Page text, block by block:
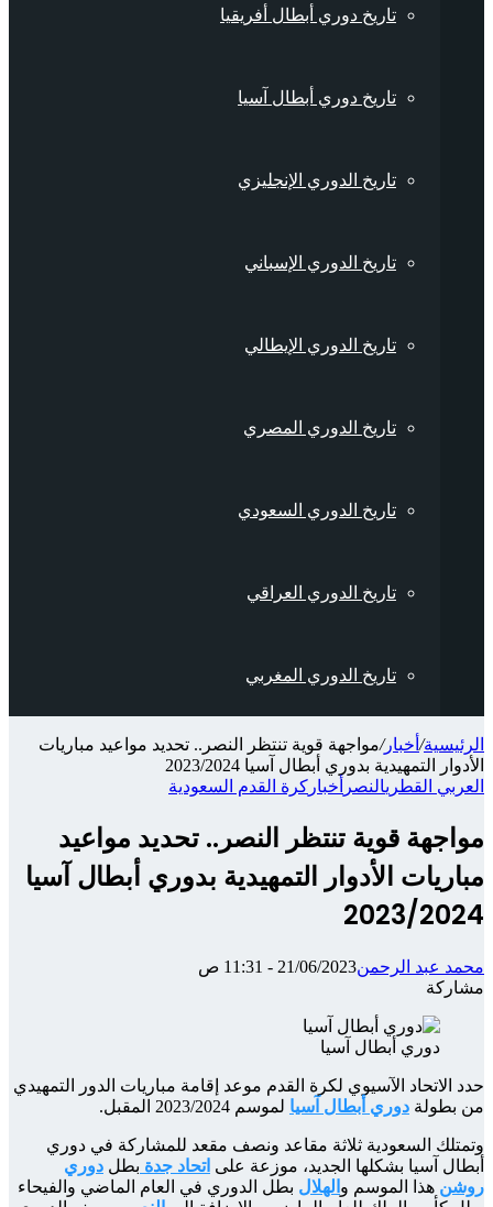
تاريخ دوري أبطال أفريقيا
تاريخ دوري أبطال آسيا
تاريخ الدوري الإنجليزي
تاريخ الدوري الإسباني
تاريخ الدوري الإيطالي
تاريخ الدوري المصري
تاريخ الدوري السعودي
تاريخ الدوري العراقي
تاريخ الدوري المغربي
الرئيسية/ أخبار/مواجهة قوية تنتظر النصر.. تحديد مواعيد مباريات
الأدوار التمهيدية بدوري أبطال آسيا 2023/2024
العربي القطريالنصر أخبار كرة القدم السعودية
مواجهة قوية تنتظر النصر.. تحديد مواعيد
مباريات الأدوار التمهيدية بدوري أبطال آسيا
2023/2024
محمد عبد الرحمن21/06/2023 - 11:31 ص
مشاركة
الإيميلدوري أبطال آسيا
حدد الاتحاد الآسيوي لكرة القدم موعد إقامة مباريات الدور التمهيدي
من بطولة دوري أبطال آسيا لموسم 2023/2024 المقبل.
وتمتلك السعودية ثلاثة مقاعد ونصف مقعد للمشاركة في دوري
أبطال آسيا بشكلها الجديد، موزعة على اتحاد جدة بطل دوري
روشن هذا الموسم و الهلال بطل الدوري في العام الماضي والفيحاء